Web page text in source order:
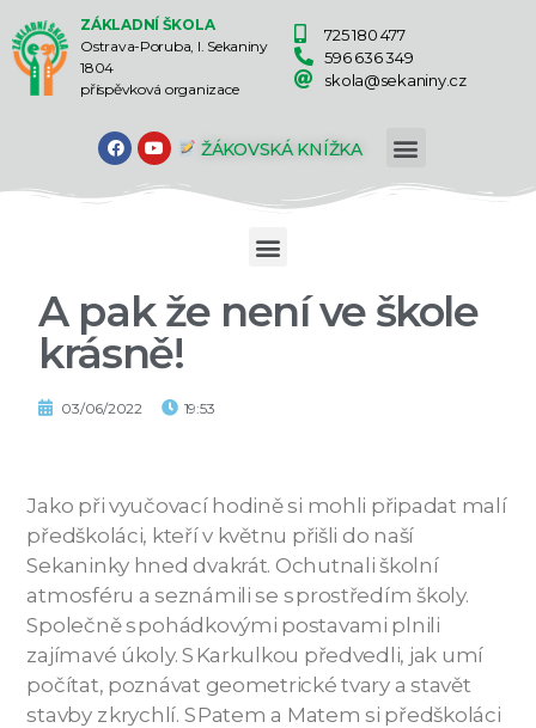
ZÁKLADNÍ ŠKOLA
Ostrava-Poruba, I. Sekaniny
1804
příspěvková organizace
725 180 477
596 636 349
skola@sekaniny.cz
ŽÁKOVSKÁ KNÍŽKA
A pak že není ve škole
krásně!
03/06/2022 19:53
Jako při vyučovací hodině si mohli připadat malí
předškoláci, kteří v květnu přišli do naší
Sekaninky hned dvakrát. Ochutnali školní
atmosféru a seznámili se s prostředím školy.
Společně s pohádkovými postavami plnili
zajímavé úkoly. S Karkulkou předvedli, jak umí
počítat, poznávat geometrické tvary a stavět
stavby z krychlí. S Patem a Matem si předškoláci